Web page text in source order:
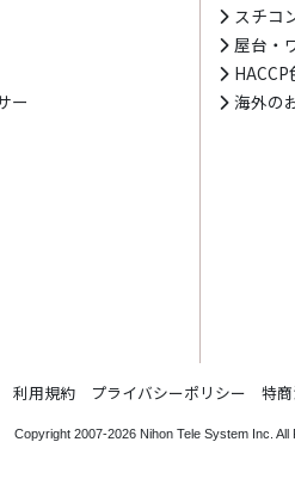
ー
スチコ
屋台・
海外の
利用規約 プライバシーポリシー 特
Copyright 2007-2026 Nihon Tele System Inc. All